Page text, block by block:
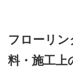
フローリ
料・施工上